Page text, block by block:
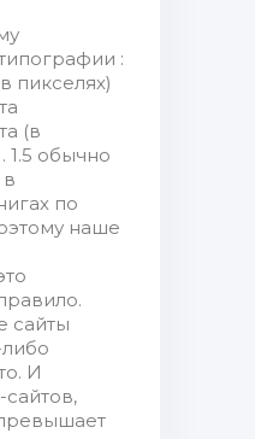
:
пикселях)
(в
1.5 обычно
по
наше
сайты
И
сайтов,